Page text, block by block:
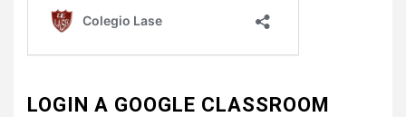
LOGIN A GOOGLE CLASSROOM